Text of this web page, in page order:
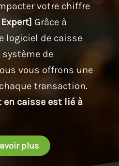
votre chiffre
Grâce à
logiciel de caisse
système de
vous offrons une
transaction.
en caisse est lié à
plus